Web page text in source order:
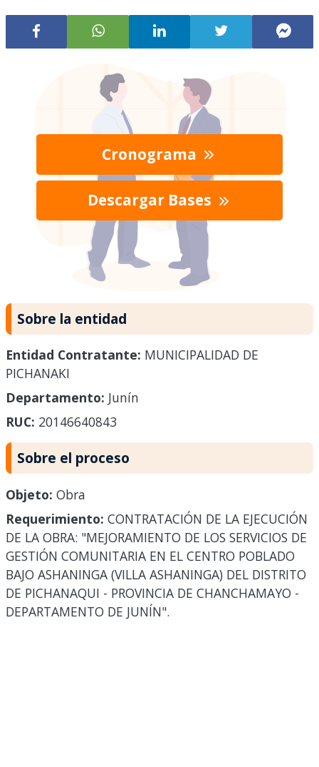
Cronograma
Descargar Bases
Sobre la entidad
Entidad Contratante: MUNICIPALIDAD DE
PICHANAKI
Departamento: Junín
RUC: 20146640843
Sobre el proceso
Objeto: Obra
Requerimiento: CONTRATACIÓN DE LA EJECUCIÓN
DE LA OBRA: "MEJORAMIENTO DE LOS SERVICIOS DE
GESTIÓN COMUNITARIA EN EL CENTRO POBLADO
BAJO ASHANINGA (VILLA ASHANINGA) DEL DISTRITO
DE PICHANAQUI - PROVINCIA DE CHANCHAMAYO -
DEPARTAMENTO DE JUNÍN".